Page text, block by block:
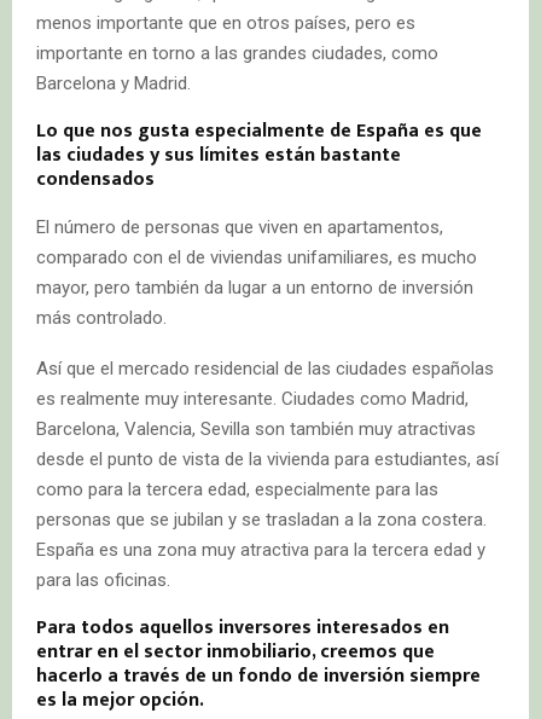
menos importante que en otros países, pero es
importante en torno a las grandes ciudades, como
Barcelona y Madrid.
Lo que nos gusta especialmente de España es que
las ciudades y sus límites están bastante
condensados
El número de personas que viven en apartamentos,
comparado con el de viviendas unifamiliares, es mucho
mayor, pero también da lugar a un entorno de inversión
más controlado.
Así que el mercado residencial de las ciudades españolas
es realmente muy interesante. Ciudades como Madrid,
Barcelona, Valencia, Sevilla son también muy atractivas
desde el punto de vista de la vivienda para estudiantes, así
como para la tercera edad, especialmente para las
personas que se jubilan y se trasladan a la zona costera.
España es una zona muy atractiva para la tercera edad y
para las oficinas.
Para todos aquellos inversores interesados en
entrar en el sector inmobiliario, creemos que
hacerlo a través de un fondo de inversión siempre
es la mejor opción.